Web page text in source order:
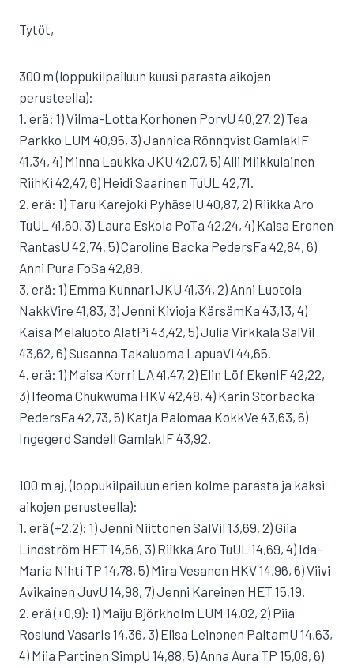
Tytöt,
300 m (loppukilpailuun kuusi parasta aikojen
perusteella):
1. erä: 1) Vilma-Lotta Korhonen PorvU 40,27, 2) Tea
Parkko LUM 40,95, 3) Jannica Rönnqvist GamlakIF
41,34, 4) Minna Laukka JKU 42,07, 5) Alli Miikkulainen
RiihKi 42,47, 6) Heidi Saarinen TuUL 42,71.
2. erä: 1) Taru Karejoki PyhäselU 40,87, 2) Riikka Aro
TuUL 41,60, 3) Laura Eskola PoTa 42,24, 4) Kaisa Eronen
RantasU 42,74, 5) Caroline Backa PedersFa 42,84, 6)
Anni Pura FoSa 42,89.
3. erä: 1) Emma Kunnari JKU 41,34, 2) Anni Luotola
NakkVire 41,83, 3) Jenni Kivioja KärsämKa 43,13, 4)
Kaisa Melaluoto AlatPi 43,42, 5) Julia Virkkala SalVil
43,62, 6) Susanna Takaluoma LapuaVi 44,65.
4. erä: 1) Maisa Korri LA 41,47, 2) Elin Löf EkenIF 42,22,
3) Ifeoma Chukwuma HKV 42,48, 4) Karin Storbacka
PedersFa 42,73, 5) Katja Palomaa KokkVe 43,63, 6)
Ingegerd Sandell GamlakIF 43,92.
100 m aj, (loppukilpailuun erien kolme parasta ja kaksi
aikojen perusteella):
1. erä (+2,2): 1) Jenni Niittonen SalVil 13,69, 2) Giia
Lindström HET 14,56, 3) Riikka Aro TuUL 14,69, 4) Ida-
Maria Nihti TP 14,78, 5) Mira Vesanen HKV 14,96, 6) Viivi
Avikainen JuvU 14,98, 7) Jenni Kareinen HET 15,19.
2. erä (+0,9): 1) Maiju Björkholm LUM 14,02, 2) Piia
Roslund VasarIs 14,36, 3) Elisa Leinonen PaltamU 14,63,
4) Miia Partinen SimpU 14,88, 5) Anna Aura TP 15,08, 6)